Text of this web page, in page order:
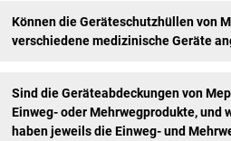
Können die Geräteschutzhüllen von
verschiedene medizinische Geräte
Sind die Geräteabdeckungen von
Einweg- oder Mehrwegprodukte, und
haben jeweils die Einweg- und